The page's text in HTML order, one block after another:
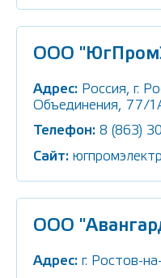
ООО
Адрес: Россия, г.
Объединения, 77/
Телефон: 8 (863)
Сайт:
ООО
Адрес: г. Ростов-